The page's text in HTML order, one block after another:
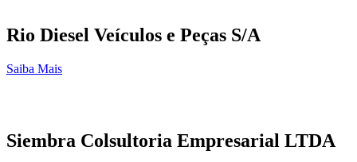
Rio Diesel Veículos e Peças S/A
Saiba Mais
Siembra Colsultoria Empresarial LTDA